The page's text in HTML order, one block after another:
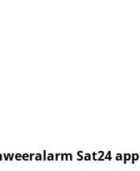
Sat24 app